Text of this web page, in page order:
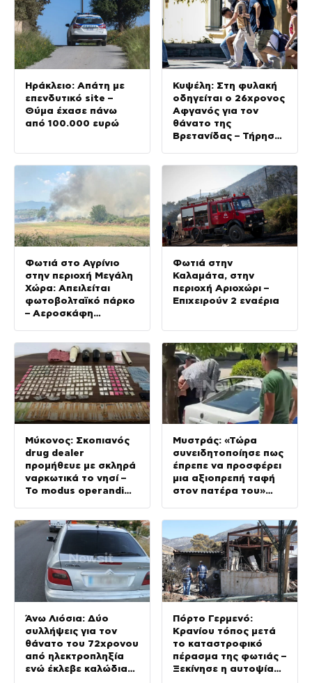
Ηράκλειο: Απάτη με
επενδυτικό site –
Θύμα έχασε πάνω
από 100.000 ευρώ
Κυψέλη: Στη φυλακή
οδηγείται ο 26χρονος
Αφγανός για τον
θάνατο της
Βρετανίδας – Τήρησε
Φωτιά στο Αγρίνιο
στην περιοχή Μεγάλη
Χώρα: Απειλείται
φωτοβολταϊκό πάρκο
– Αεροσκάφη
Φωτιά στην
Καλαμάτα, στην
περιοχή Αριοχώρι –
Επιχειρούν 2 εναέρια
Μύκονος: Σκοπιανός
drug dealer
προμήθευε με σκληρά
ναρκωτικά το νησί –
Το modus operandi
καταδίωξη
Μυστράς: «Τώρα
συνειδητοποίησε πως
έπρεπε να προσφέρει
μια αξιοπρεπή ταφή
στον πατέρα του»
Άνω Λιόσια: Δύο
συλλήψεις για τον
θάνατο του 72χρονου
από ηλεκτροπληξία
ενώ έκλεβε καλώδια
Πόρτο Γερμενό:
Κρανίου τόπος μετά
το καταστροφικό
πέρασμα της φωτιάς –
Ξεκίνησε η αυτοψία